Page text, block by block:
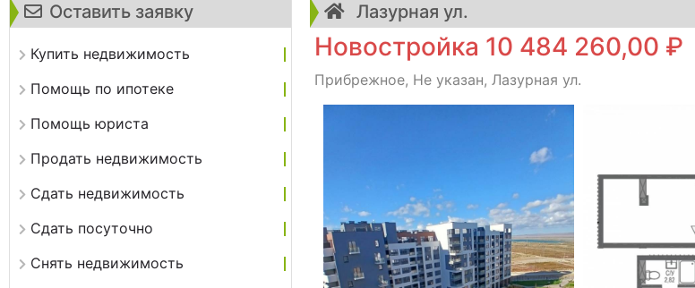
Оставить заявку
Купить недвижимость
Помощь по ипотеке
Помощь юриста
Продать недвижимость
Сдать недвижимость
Сдать посуточно
Снять недвижимость
Лазурная ул.
Новостройка 10 484 260,00 ₽
Прибрежное, Не указан, Лазурная ул.